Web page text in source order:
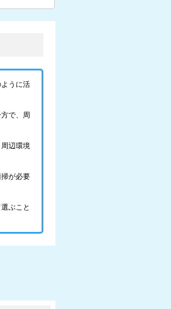
うに活
で、周
辺環境
が必要
ぶこと